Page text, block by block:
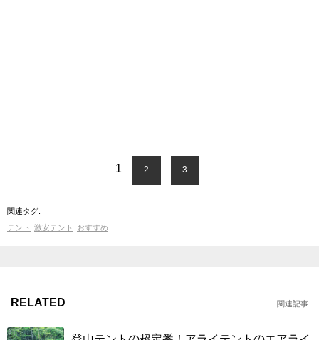
1 2 3
関連タグ:
テント
激安テント おすすめ
RELATED 関連記事